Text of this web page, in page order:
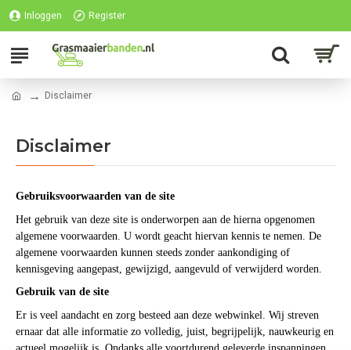
Inloggen Register
Disclaimer
Disclaimer
Gebruiksvoorwaarden van de site
Het gebruik van deze site is onderworpen aan de hierna opgenomen
algemene voorwaarden. U wordt geacht hiervan kennis te nemen. De
algemene voorwaarden kunnen steeds zonder aankondiging of
kennisgeving aangepast, gewijzigd, aangevuld of verwijderd worden.
Gebruik van de site
Er is veel aandacht en zorg besteed aan deze webwinkel. Wij streven
ernaar dat alle informatie zo volledig, juist, begrijpelijk, nauwkeurig en
actueel mogelijk is. Ondanks alle voortdurend geleverde inspanningen